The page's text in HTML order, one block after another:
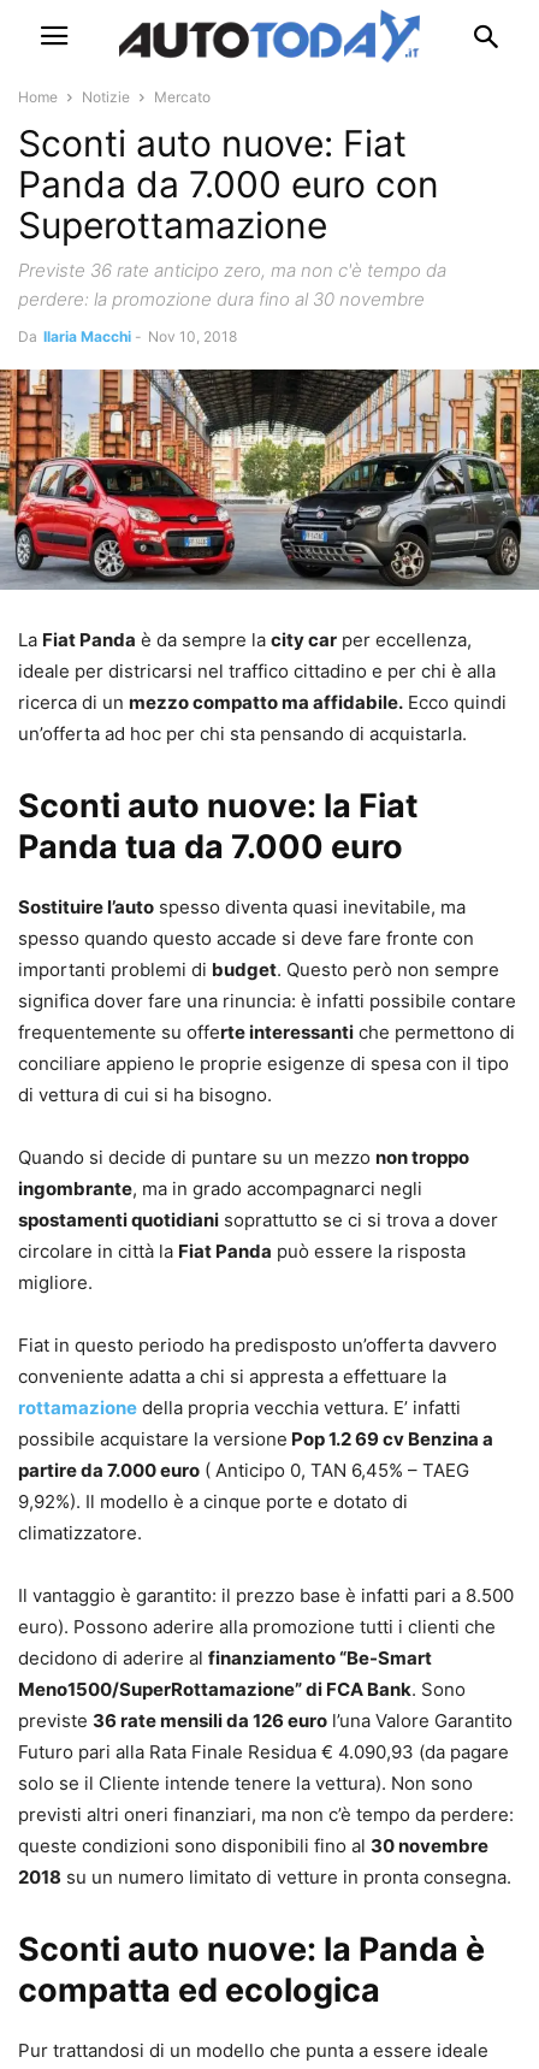
Home Notizie Mercato
Sconti auto nuove: Fiat
Panda da 7.000 euro con
Superottamazione
Previste 36 rate anticipo zero, ma non c'è tempo da
perdere: la promozione dura fino al 30 novembre
Da Ilaria Macchi - Nov 10, 2018
La Fiat Panda è da sempre la city car per eccellenza,
ideale per districarsi nel traffico cittadino e per chi è alla
ricerca di un mezzo compatto ma affidabile. Ecco quindi
un’offerta ad hoc per chi sta pensando di acquistarla.
Sconti auto nuove: la Fiat
Panda tua da 7.000 euro
Sostituire l’auto spesso diventa quasi inevitabile, ma
spesso quando questo accade si deve fare fronte con
importanti problemi di budget. Questo però non sempre
significa dover fare una rinuncia: è infatti possibile contare
frequentemente su offerte interessanti che permettono di
conciliare appieno le proprie esigenze di spesa con il tipo
di vettura di cui si ha bisogno.
Quando si decide di puntare su un mezzo non troppo
ingombrante, ma in grado accompagnarci negli
spostamenti quotidiani soprattutto se ci si trova a dover
circolare in città la Fiat Panda può essere la risposta
migliore.
Fiat in questo periodo ha predisposto un’offerta davvero
conveniente adatta a chi si appresta a effettuare la
rottamazione della propria vecchia vettura. E’ infatti
possibile acquistare la versione Pop 1.2 69 cv Benzina a
partire da 7.000 euro ( Anticipo 0, TAN 6,45% – TAEG
9,92%). Il modello è a cinque porte e dotato di
climatizzatore.
Il vantaggio è garantito: il prezzo base è infatti pari a 8.500
euro). Possono aderire alla promozione tutti i clienti che
decidono di aderire al finanziamento “Be-Smart
Meno1500/SuperRottamazione” di FCA Bank. Sono
previste 36 rate mensili da 126 euro l’una Valore Garantito
Futuro pari alla Rata Finale Residua € 4.090,93 (da pagare
solo se il Cliente intende tenere la vettura). Non sono
previsti altri oneri finanziari, ma non c’è tempo da perdere:
queste condizioni sono disponibili fino al 30 novembre
2018 su un numero limitato di vetture in pronta consegna.
Sconti auto nuove: la Panda è
compatta ed ecologica
Pur trattandosi di un modello che punta a essere ideale